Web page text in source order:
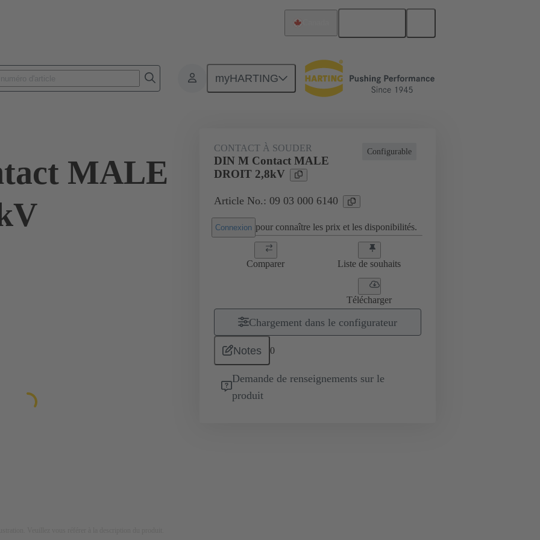
myHARTING
MALE
Configurable
CONTACT À SOUDER
DIN M Contact MALE
DROIT 2,8kV
Article No.: 09 03 000 6140
Connexion pour connaître les prix et les disponibilités.
Comparer Liste de souhaits
Télécharger
Chargement dans le configurateur
Notes 0
Demande de renseignements sur le
produit